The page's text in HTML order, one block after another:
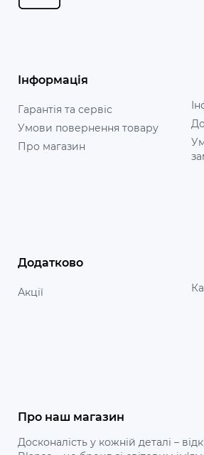
Інформація
Гарантія та сервіс
Умови повернення товару
Про магазин
Додатково
Акції
Про наш магазин
Досконалість у кожній деталі –